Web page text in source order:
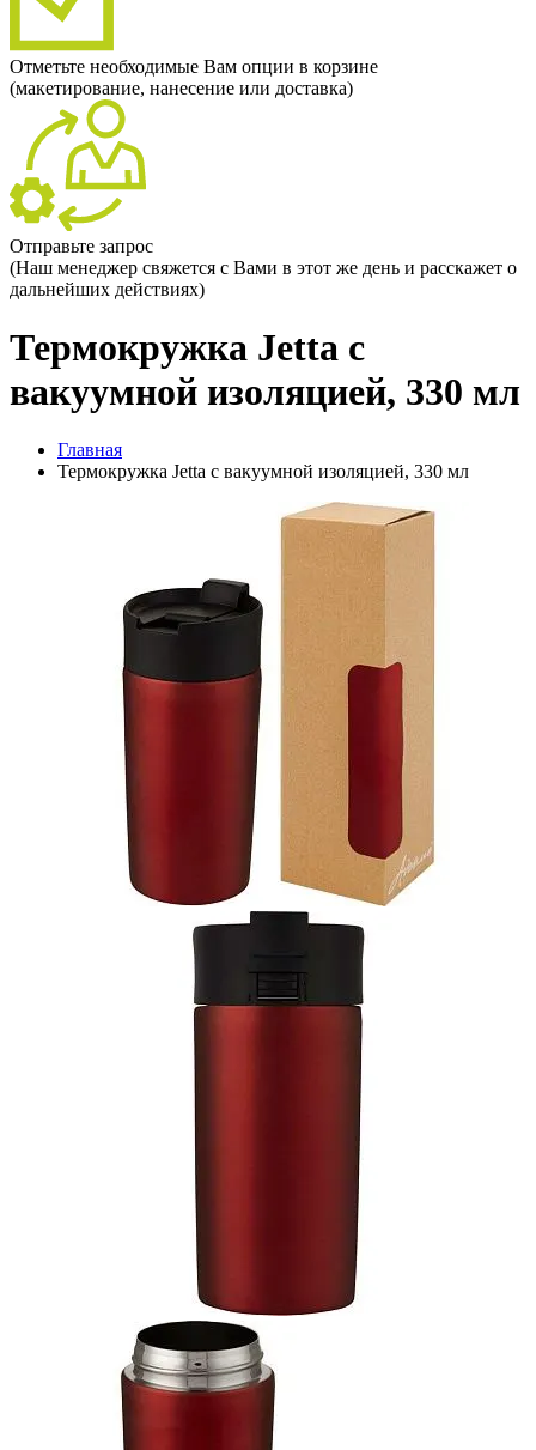
Отметьте необходимые Вам опции в корзине
(макетирование, нанесение или доставка)
Отправьте запрос
(Наш менеджер свяжется с Вами в этот же день и расскажет о
дальнейших действиях)
Термокружка Jetta с
вакуумной изоляцией, 330 мл
Главная
Термокружка Jetta с вакуумной изоляцией, 330 мл